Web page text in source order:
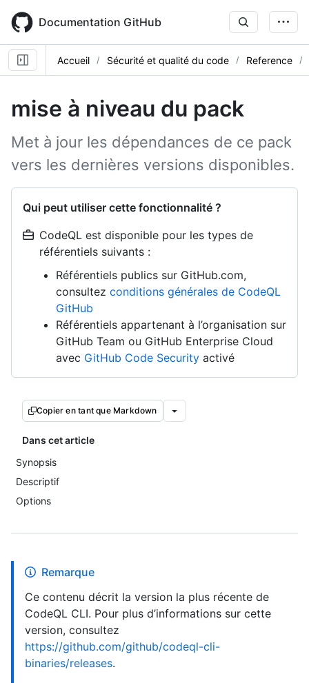
main
content
Documentation GitHub
Accueil Sécurité et qualité du code Reference
mise à niveau du pack
Met à jour les dépendances de ce pack
vers les dernières versions disponibles.
Qui peut utiliser cette fonctionnalité ?
CodeQL est disponible pour les types de
référentiels suivants :
Référentiels publics sur GitHub.com,
consultez conditions générales de CodeQL
GitHub
Référentiels appartenant à l’organisation sur
GitHub Team ou GitHub Enterprise Cloud
avec GitHub Code Security activé
Copier en tant que Markdown
Dans cet article
Synopsis
Descriptif
Options
Remarque
Ce contenu décrit la version la plus récente de
CodeQL CLI. Pour plus d’informations sur cette
version, consultez
https://github.com/github/codeql-cli-
binaries/releases.